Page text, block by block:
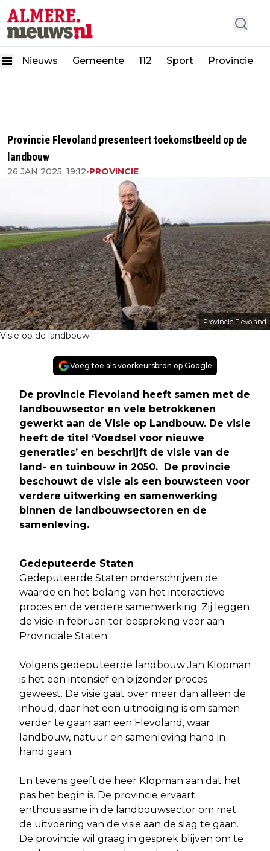
Nieuws Gemeente 112 Sport Provincie
Provincie Flevoland presenteert toekomstbeeld op de
landbouw
26 JAN 2025, 19:12•PROVINCIE
Provincie Flevoland
Visie op de landbouw
Voeg toe als voorkeursbron op Google
De provincie Flevoland heeft samen met de
landbouwsector en vele betrokkenen
gewerkt aan de Visie op Landbouw. De visie
heeft de titel ‘Voedsel voor nieuwe
generaties’ en beschrijft de visie van de
land- en tuinbouw in 2050. De provincie
beschouwt de visie als een bouwsteen voor
verdere uitwerking en samenwerking
binnen de landbouwsectoren en de
samenleving.
Gedeputeerde Staten
Gedeputeerde Staten onderschrijven de
waarde en het belang van het interactieve
proces en de verdere samenwerking. Zij leggen
de visie in februari ter bespreking voor aan
Provinciale Staten.
Volgens gedeputeerde landbouw Jan Klopman
is het een intensief en bijzonder proces
geweest. De visie gaat over meer dan alleen de
inhoud, daar het een uitnodiging is om samen
verder te gaan aan een Flevoland, waar
landbouw, natuur en samenleving hand in
hand gaan.
En tevens geeft de heer Klopman aan dat het
pas het begin is. De provincie ervaart
enthousiasme in de landbouwsector om met
de uitvoering van de visie aan de slag te gaan.
De provincie wil graag in gesprek blijven om te